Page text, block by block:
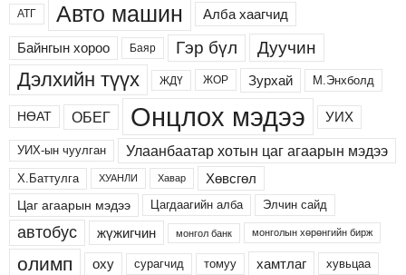
АТГ Авто машин Алба хаагчид
Байнгын хороо Баяр Гэр бүл Дуучин
Дэлхийн түүх ЖДҮ ЖОР Зурхай М.Энхболд
НӨАТ ОБЕГ Онцлох мэдээ УИХ
УИХ-ын чуулган Улаанбаатар хотын цаг агаарын мэдээ
Х.Баттулга ХУАНЛИ Хавар Хөвсгөл
Цаг агаарын мэдээ Цагдаагийн алба Элчин сайд
автобус жүжигчин монгол банк монголын хөрөнгийн бирж
олимп оху сурагчид томуу хамтлаг хувьцаа